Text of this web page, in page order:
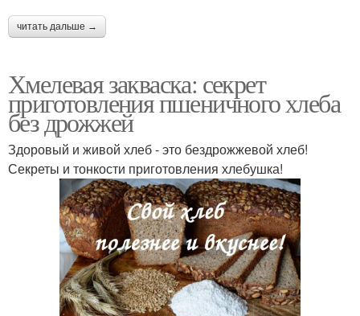
Чиабатт на закваске
Хлеб на закваске Сильная закваска
читать дальше →
Хмелевая закваска: секрет
приготовления пшеничного хлеба
без дрожжей
Здоровый и живой хлеб - это бездрожжевой хлеб!
Секреты и тонкости приготовления хлебушка!